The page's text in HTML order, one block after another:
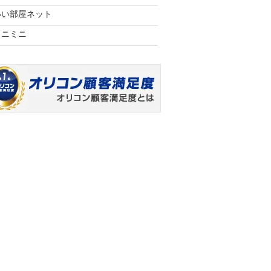
部屋ネット
ミニ